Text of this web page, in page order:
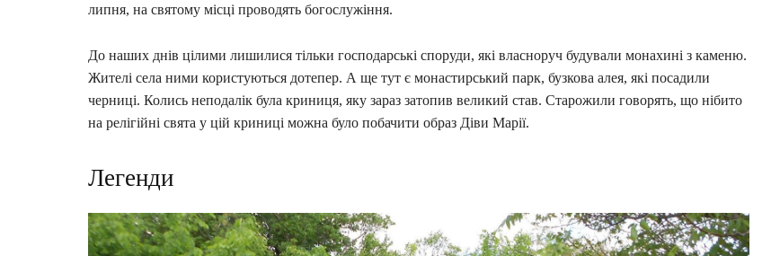
липня, на святому місці проводять богослужіння.
До наших днів цілими лишилися тільки господарські споруди, які власноруч будували монахині з каменю.
Жителі села ними користуються дотепер. А ще тут є монастирський парк, бузкова алея, які посадили
черниці. Колись неподалік була криниця, яку зараз затопив великий став. Старожили говорять, що нібито
на релігійні свята у цій криниці можна було побачити образ Діви Марії.
Легенди